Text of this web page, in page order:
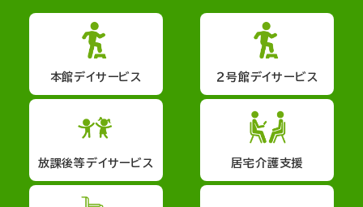
本館デイサービス ２号館デイサービス
放課後等デイサービス 居宅介護支援